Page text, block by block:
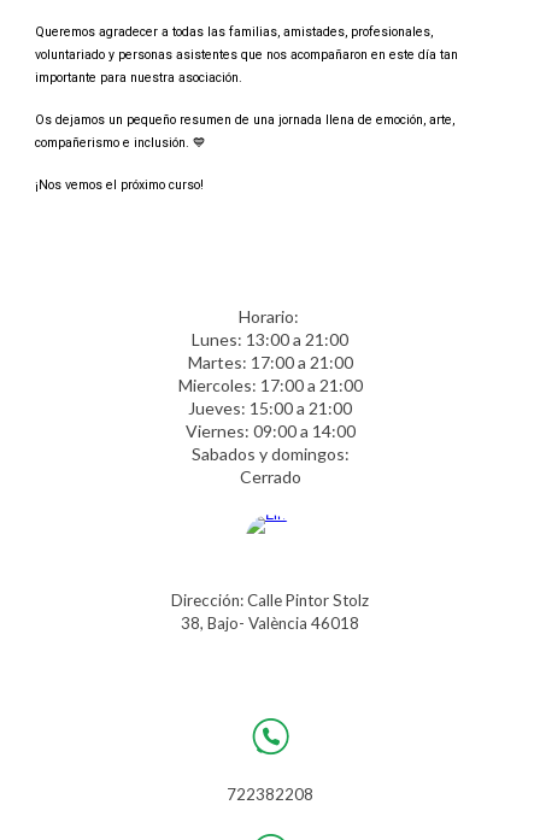
Queremos agradecer a todas las familias, amistades, profesionales,
voluntariado y personas asistentes que nos acompañaron en este día tan
importante para nuestra asociación.
Os dejamos un pequeño resumen de una jornada llena de emoción, arte,
compañerismo e inclusión. 💙
¡Nos vemos el próximo curso!
Horario:
L unes: 13:00 a 21:00
Martes: 17:00 a 21:00
Miercoles: 17:00 a 21:00
Jueves: 15:00 a 21:00
Viernes: 09:00 a 14:00
Sabados y domingos:
Cerrado
Dirección: Calle Pintor Stolz
38, Bajo- València 46018
722382208